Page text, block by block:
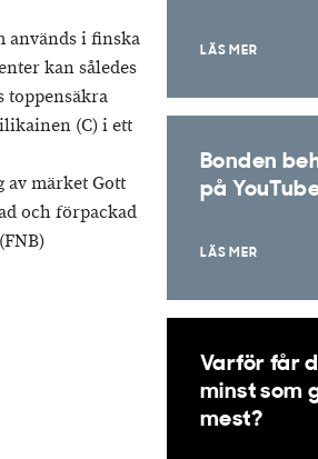
används i finska
kan således
(C) i ett
märket Gott
och förpackad
LÄS MER
Bonden
på
LÄS MER
Varför får
minst som
mest?